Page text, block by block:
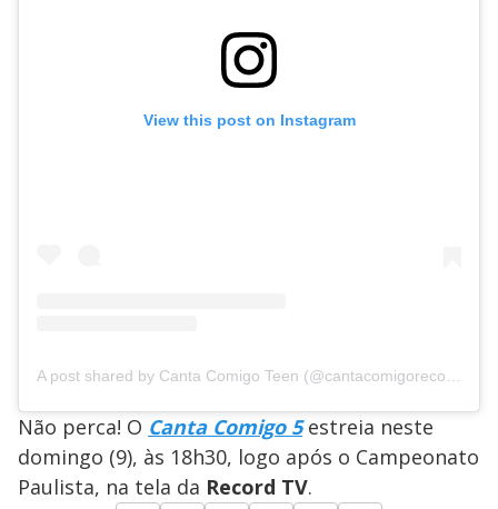
View this post on Instagram
A post shared by Canta Comigo Teen (@cantacomigorecord)
Não perca! O Canta Comigo 5estreia neste
domingo (9), às 18h30, logo após o Campeonato
Paulista, na tela da Record TV.